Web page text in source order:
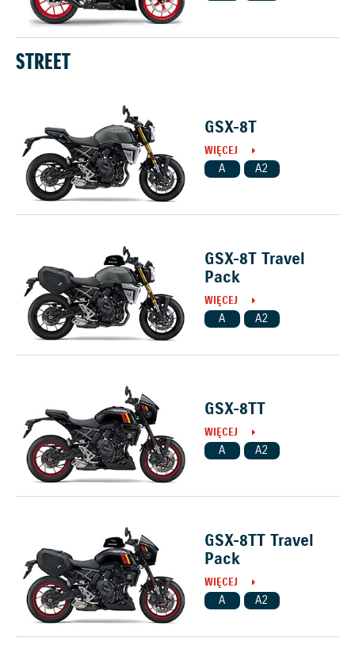
STREET
GSX-8T
WIĘCEJ
A A2
GSX-8T Travel
Pack
WIĘCEJ
A A2
GSX-8TT
WIĘCEJ
A A2
GSX-8TT Travel
Pack
WIĘCEJ
A A2